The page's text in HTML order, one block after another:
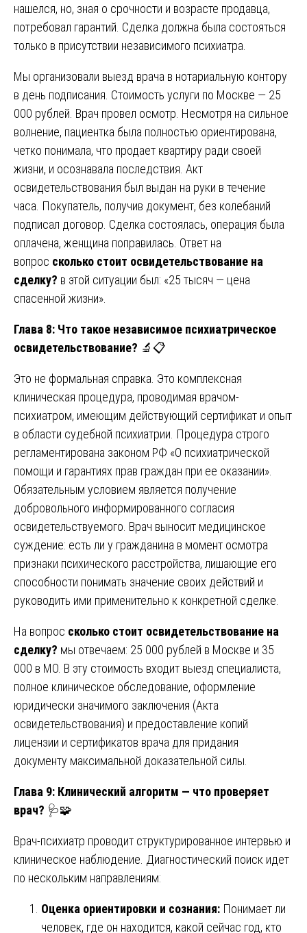
нашелся, но, зная о срочности и возрасте продавца,
потребовал гарантий. Сделка должна была состояться
только в присутствии независимого психиатра.
Мы организовали выезд врача в нотариальную контору
в день подписания. Стоимость услуги по Москве — 25
000 рублей. Врач провел осмотр. Несмотря на сильное
волнение, пациентка была полностью ориентирована,
четко понимала, что продает квартиру ради своей
жизни, и осознавала последствия. Акт
освидетельствования был выдан на руки в течение
часа. Покупатель, получив документ, без колебаний
подписал договор. Сделка состоялась, операция была
оплачена, женщина поправилась. Ответ на
вопрос сколько стоит освидетельствование на
сделку? в этой ситуации был: «25 тысяч — цена
спасенной жизни».
Глава 8: Что такое независимое психиатрическое
освидетельствование? 🔬📋
Это не формальная справка. Это комплексная
клиническая процедура, проводимая врачом-
психиатром, имеющим действующий сертификат и опыт
в области судебной психиатрии. Процедура строго
регламентирована законом РФ «О психиатрической
помощи и гарантиях прав граждан при ее оказании».
Обязательным условием является получение
добровольного информированного согласия
освидетельствуемого. Врач выносит медицинское
суждение: есть ли у гражданина в момент осмотра
признаки психического расстройства, лишающие его
способности понимать значение своих действий и
руководить ими применительно к конкретной сделке.
На вопрос сколько стоит освидетельствование на
сделку? мы отвечаем: 25 000 рублей в Москве и 35
000 в МО. В эту стоимость входит выезд специалиста,
полное клиническое обследование, оформление
юридически значимого заключения (Акта
освидетельствования) и предоставление копий
лицензии и сертификатов врача для придания
документу максимальной доказательной силы.
Глава 9: Клинический алгоритм — что проверяет
врач? 🩺🧩
Врач-психиатр проводит структурированное интервью и
клиническое наблюдение. Диагностический поиск идет
по нескольким направлениям:
Оценка ориентировки и сознания: Понимает ли
человек, где он находится, какой сейчас год, кто